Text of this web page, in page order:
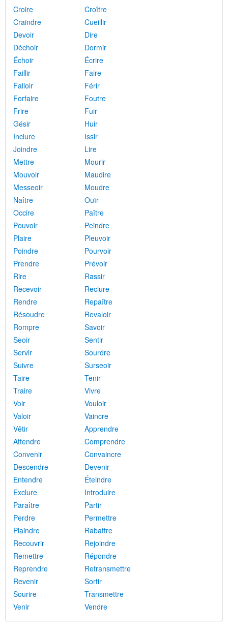
Croire
Croître
Craindre
Cueillir
Devoir
Dire
Déchoir
Dormir
Échoir
Écrire
Faillir
Faire
Falloir
Férir
Forfaire
Foutre
Frire
Fuir
Gésir
Huir
Inclure
Issir
Joindre
Lire
Mettre
Mourir
Mouvoir
Maudire
Messeoir
Moudre
Naître
Ouïr
Occire
Paître
Pouvoir
Peindre
Plaire
Pleuvoir
Poindre
Pourvoir
Prendre
Prévoir
Rire
Rassir
Recevoir
Reclure
Rendre
Repaître
Résoudre
Revaloir
Rompre
Savoir
Seoir
Sentir
Servir
Sourdre
Suivre
Surseoir
Taire
Tenir
Traire
Vivre
Voir
Vouloir
Valoir
Vaincre
Vêtir
Apprendre
Attendre
Comprendre
Convenir
Convaincre
Descendre
Devenir
Entendre
Éteindre
Exclure
Introduire
Paraître
Partir
Perdre
Permettre
Plaindre
Rabattre
Recouvrir
Rejoindre
Remettre
Répondre
Reprendre
Retransmettre
Revenir
Sortir
Sourire
Transmettre
Venir
Vendre